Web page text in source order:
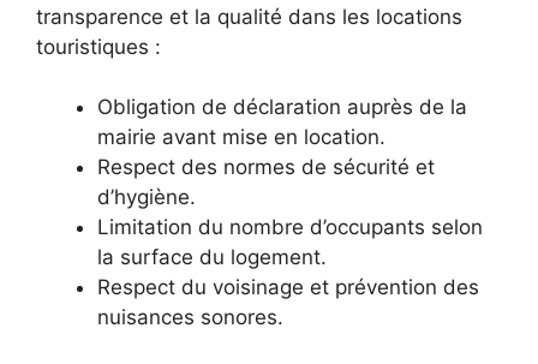
transparence et la qualité dans les locations
touristiques :
Obligation de déclaration auprès de la
mairie avant mise en location.
Respect des normes de sécurité et
d’hygiène.
Limitation du nombre d’occupants selon
la surface du logement.
Respect du voisinage et prévention des
nuisances sonores.